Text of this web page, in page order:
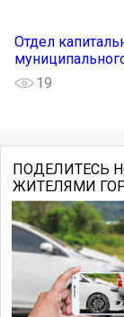
Отдел
19
ПОДЕЛИТЕСЬ
ЖИТЕЛЯМИ